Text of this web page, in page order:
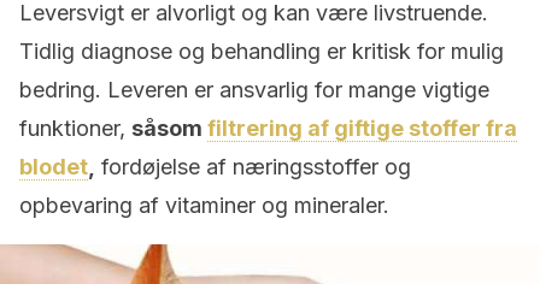
Leversvigt er alvorligt og kan være livstruende.
Tidlig diagnose og behandling er kritisk for mulig
bedring. Leveren er ansvarlig for mange vigtige
funktioner, såsom filtrering af giftige stoffer fra
blodet fordøjelse af næringsstoffer og
opbevaring af vitaminer og mineraler.